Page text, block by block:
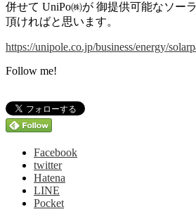
併せて UniPo㈱が 御提供可能なソー
頂ければと思います。
https://unipole.co.jp/business/energy/
Follow me!
Facebook
twitter
Hatena
LINE
Pocket